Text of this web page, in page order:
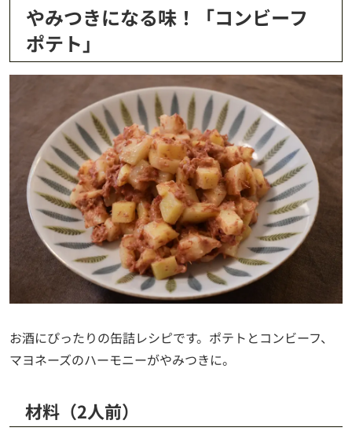
やみつきになる味！「コンビーフ
ポテト」
お酒にぴったりの缶詰レシピです。ポテトとコンビーフ、
マヨネーズのハーモニーがやみつきに。
材料（2人前）